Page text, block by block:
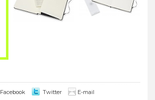
Facebook Twitter E-mail